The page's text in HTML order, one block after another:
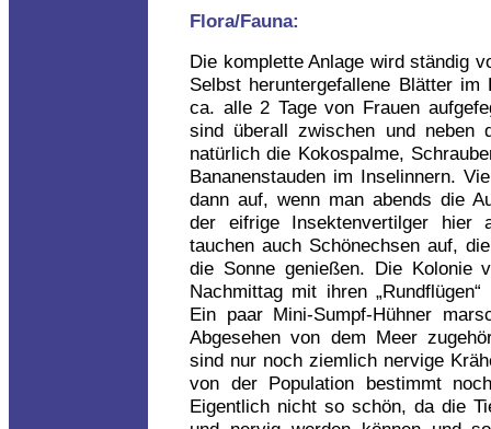
Flora/Fauna:
Die komplette Anlage wird ständig
Selbst heruntergefallene Blätter
ca. alle 2 Tage von Frauen
sind überall zwischen und neben
natürlich die Kokospalme,
Bananenstauden im Inselinnern.
dann auf, wenn man abends die
der eifrige Insektenvertilger hier
tauchen auch Schönechsen auf,
die Sonne genießen. Die Kolonie
Nachmittag mit ihren
Ein paar Mini-Sumpf-Hühner
Abgesehen von dem Meer
sind nur noch ziemlich nervige
von der Population bestimmt
Eigentlich nicht so schön, da die